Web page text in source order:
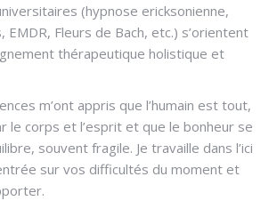
(hypnose ericksonienne,
Fleurs de Bach, etc.) s’orientent
thérapeutique holistique et
m’ont appris que l’humain est tout,
le corps et l’esprit et que le bonheur se
souvent fragile. Je travaille dans l’ici
sur vos difficultés du moment et